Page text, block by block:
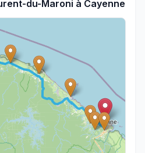
du-Maroni à Cayenne